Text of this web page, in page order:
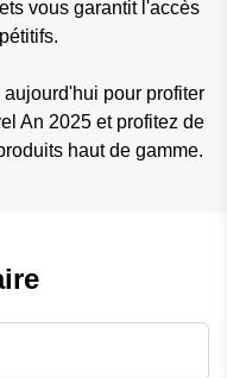
vous garantit l'accès
pour profiter
An 2025 et profitez de
haut de gamme.